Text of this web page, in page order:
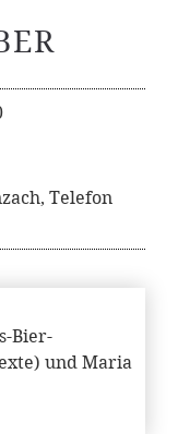
Telefon
Bier-
und Maria